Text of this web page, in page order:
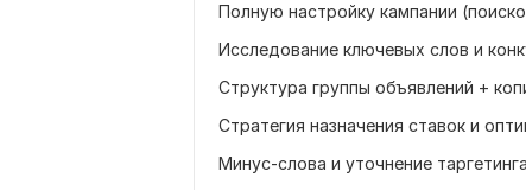
Полную настройку кампании
Исследование ключевых слов и
Структура группы объявлений +
Стратегия назначения ставок и
Минус-слова и уточнение таргетинга